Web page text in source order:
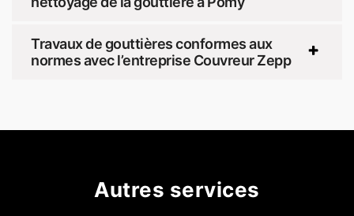
Travaux de gouttières conformes aux
normes avec l’entreprise Couvreur Zepp
Autres services